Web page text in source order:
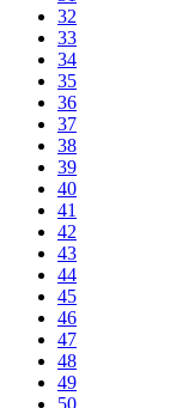
32
33
34
35
36
37
38
39
40
41
42
43
44
45
46
47
48
49